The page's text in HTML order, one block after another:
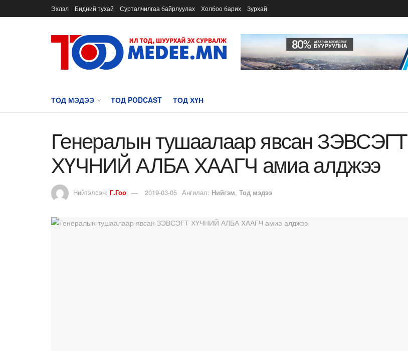
Эхлэл Бидний тухай Сурталчилгаа байрлуулах Холбоо барих Зурхай
ТОД МЭДЭЭ ТОД PODCAST ТОД ХҮН
Генералын тушаалаар явсан ЗЭВСЭГТ
ХҮЧНИЙ АЛБА ХААГЧ амиа алджээ
Нийтэлсэн: Г.Гоо 2019-03-05 Ангилал: Нийгэм, Тод мэдээ